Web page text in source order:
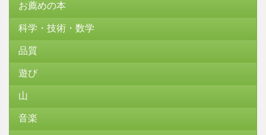
お薦めの本
科学・技術・数学
品質
遊び
山
音楽